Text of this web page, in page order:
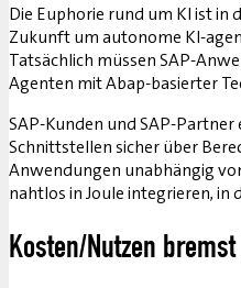
Die Euphorie rund um KI ist in
Zukunft um autonome KI-
Tatsächlich müssen SAP-
Agenten mit Abap-basierter
SAP-Kunden und SAP-
Schnittstellen sicher über
Anwendungen unabhängig
nahtlos in Joule integrieren,
Kosten/Nutzen bremst